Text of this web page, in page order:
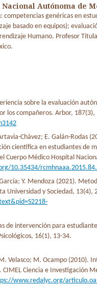
Autónoma de
competencias genéricas en
basado en equipos);
Humano. Profesor
sobre la evaluación
los compañeros. Arbor, 187(3),
Chávez; E. Galán-Rodas
científica en estudiantes de
Cuerpo Médico Hospital
10.35434/
Y. Mendoza (2021).
Universidad y Sociedad, 13(4),
de intervención para
16(1), 13-34.
Velasco; M. Ocampo (2010).
Ciencia e Investigación
www.redalyc.org/